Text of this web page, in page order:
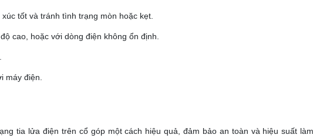
tốt và tránh tình trạng mòn hoặc kẹt.
cao, hoặc với dòng điện không ổn định.
máy điện.
tia lửa điện trên cổ góp một cách hiệu quả, đảm bảo an toàn và hiệu suất